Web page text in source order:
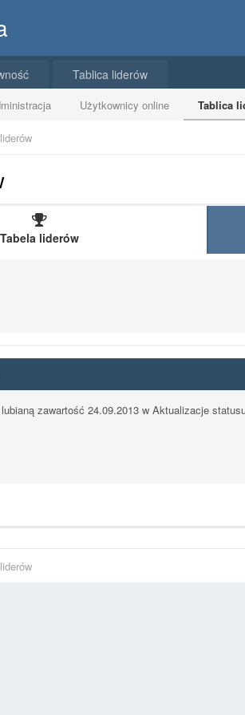
Użytkownicy online Tablica
Tablica liderów
Tabela liderów
zawartość 24.09.2013 w Aktualizacje